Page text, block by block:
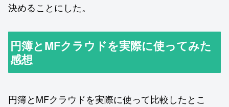
決めることにした。
円簿とMFクラウドを実際に使ってみた
感想
円簿とMFクラウドを実際に使って比較したとこ